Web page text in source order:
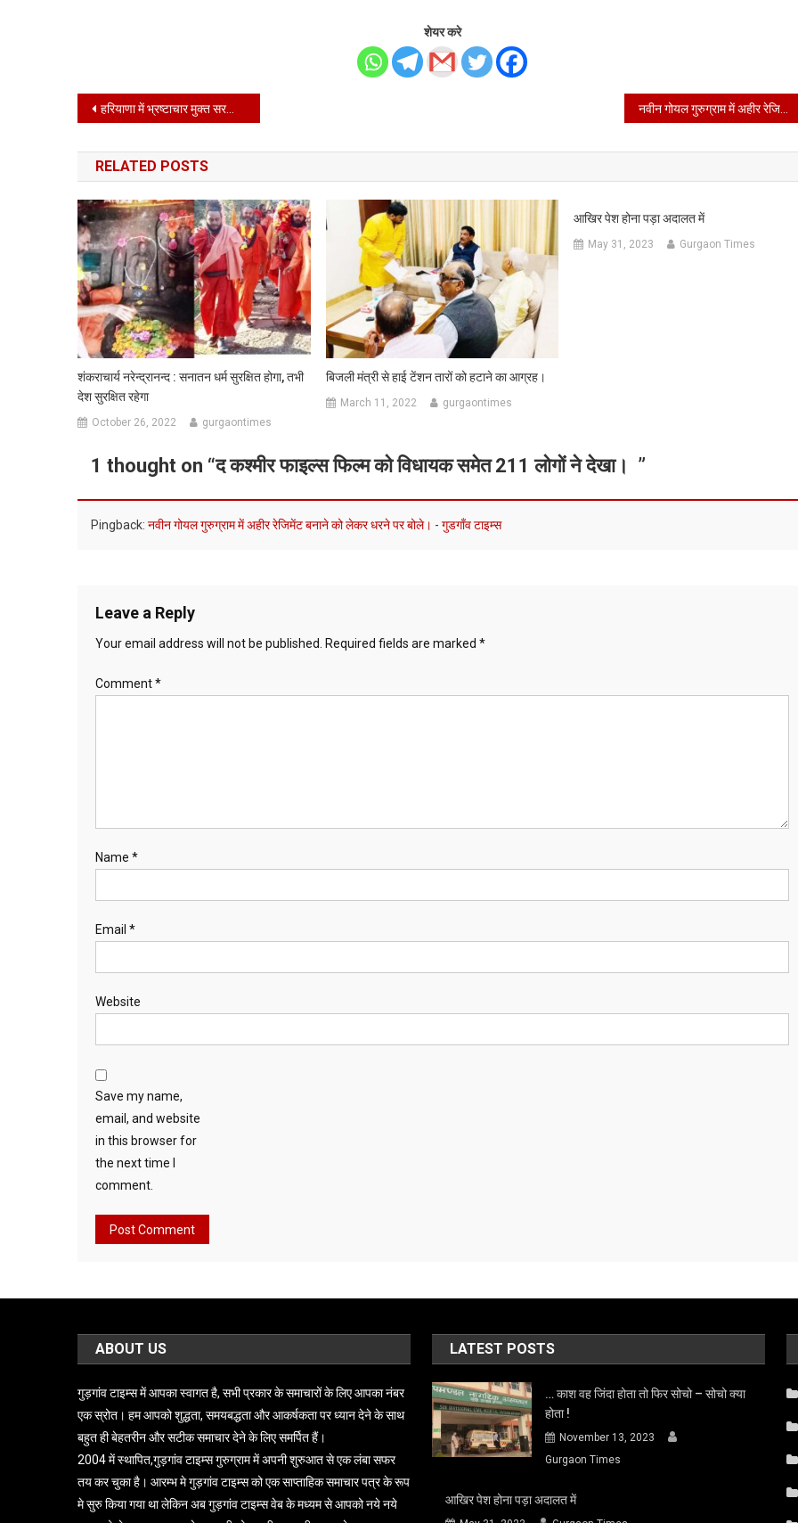
शेयर करे
Post
navigation
हरियाणा में भ्रष्टाचार मुक्त सरकार के गठन की मजबूत शुरुआत: सुशील गुप्ता नवीन गोयल गुरुग्राम में अहीर रेजिमेंट बनाने को लेकर धरने पर बोले।
RELATED POSTS
शंकराचार्य नरेन्द्रानन्द : सनातन धर्म सुरक्षित होगा, तभी
देश सुरक्षित रहेगा
October 26, 2022 gurgaontimes
बिजली मंत्री से हाई टेंशन तारों को हटाने का आग्रह।
March 11, 2022 gurgaontimes
आखिर पेश होना पड़ा अदालत में
May 31, 2023 Gurgaon Times
1 thought on “द कश्मीर फाइल्स फिल्म को विधायक समेत 211 लोगों ने देखा। ”
Pingback: नवीन गोयल गुरुग्राम में अहीर रेजिमेंट बनाने को लेकर धरने पर बोले। - गुडगाँव टाइम्स
Leave a Reply
Your email address will not be published. Required fields are marked *
Comment*
Name *
Email *
Website
Save my name,
email, and website
in this browser for
the next time I
comment.
ABOUT US
गुड़गांव टाइम्स में आपका स्वागत है, सभी प्रकार के समाचारों के लिए आपका नंबर
एक स्रोत। हम आपको शुद्धता, समयबद्धता और आकर्षकता पर ध्यान देने के साथ
बहुत ही बेहतरीन और सटीक समाचार देने के लिए समर्पित हैं।
2004 में स्थापित,गुड़गांव टाइम्स गुरुग्राम में अपनी शुरुआत से एक लंबा सफर
तय कर चुका है। आरम्भ मे गुड़गांव टाइम्स को एक साप्ताहिक समाचार पत्र के रूप
मे सुरु किया गया था लेकिन अब गुड़गांव टाइम्स वेब के मध्यम से आपको नये नये
LATEST POSTS
… काश वह जिंदा होता तो फिर सोचो – सोचो क्या
होता !
November 13, 2023
Gurgaon Times
आखिर पेश होना पड़ा अदालत में